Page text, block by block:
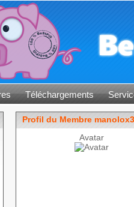
Téléchargements
Profil du Membre
Avatar